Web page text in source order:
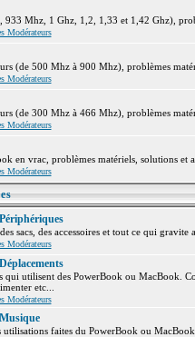
Mhz, 1 Ghz, 1,2, 1,33 et 1,42 Ghz),
Modérateurs
(de 500 Mhz à 900 Mhz), problèmes
Modérateurs
(de 300 Mhz à 466 Mhz), problèmes
Modérateurs
en vrac, problèmes matériels, solutions et
Modérateurs
sacs, des accessoires et tout ce qui
Modérateurs
qui utilisent des PowerBook ou MacBook.
etc...
Modérateurs
utilisations faites du PowerBook ou